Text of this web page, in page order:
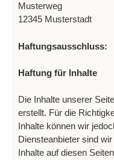
Musterweg
12345 Musterstadt
Haftungsausschluss:
Haftung für Inhalte
Die Inhalte unserer
erstellt. Für die
Inhalte können wir
Diensteanbieter sind
Inhalte auf diesen